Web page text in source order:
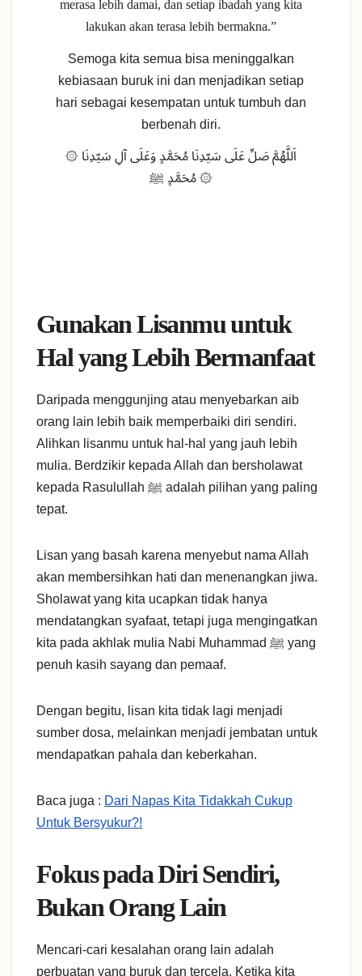
merasa lebih damai, dan setiap ibadah yang kita
lakukan akan terasa lebih bermakna.”
Semoga kita semua bisa meninggalkan
kebiasaan buruk ini dan menjadikan setiap
hari sebagai kesempatan untuk tumbuh dan
berbenah diri.
۞ اَللَّهُمَّ صَلِّ عَلَى سَيّدِنَا مُحَمَّدٍ وَعَلَى آلِ سَيّدِنَا
مُحَمَّدٍ ﷺ ۞
Gunakan Lisanmu untuk
Hal yang Lebih Bermanfaat
Daripada menggunjing atau menyebarkan aib
orang lain lebih baik memperbaiki diri sendiri.
Alihkan lisanmu untuk hal-hal yang jauh lebih
mulia. Berdzikir kepada Allah dan bersholawat
kepada Rasulullah ﷺ adalah pilihan yang paling
tepat.
Lisan yang basah karena menyebut nama Allah
akan membersihkan hati dan menenangkan jiwa.
Sholawat yang kita ucapkan tidak hanya
mendatangkan syafaat, tetapi juga mengingatkan
kita pada akhlak mulia Nabi Muhammad ﷺ yang
penuh kasih sayang dan pemaaf.
Dengan begitu, lisan kita tidak lagi menjadi
sumber dosa, melainkan menjadi jembatan untuk
mendapatkan pahala dan keberkahan.
Baca juga : Dari Napas Kita Tidakkah Cukup
Untuk Bersyukur?!
Fokus pada Diri Sendiri,
Bukan Orang Lain
Mencari-cari kesalahan orang lain adalah
perbuatan yang buruk dan tercela. Ketika kita